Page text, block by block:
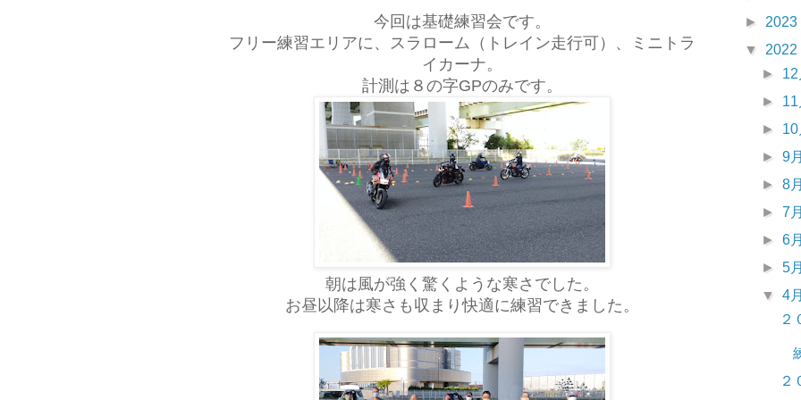
今回は基礎練習会です。
フリー練習エリアに、スラローム（トレイン走行可）、ミニトラ
イカーナ。
計測は８の字GPのみです。
朝は風が強く驚くような寒さでした。
お昼以降は寒さも収まり快適に練習できました。
► 2023
▼ 2022
►
►
►
►9
►8
►7
►6
►5
▼4
２
２